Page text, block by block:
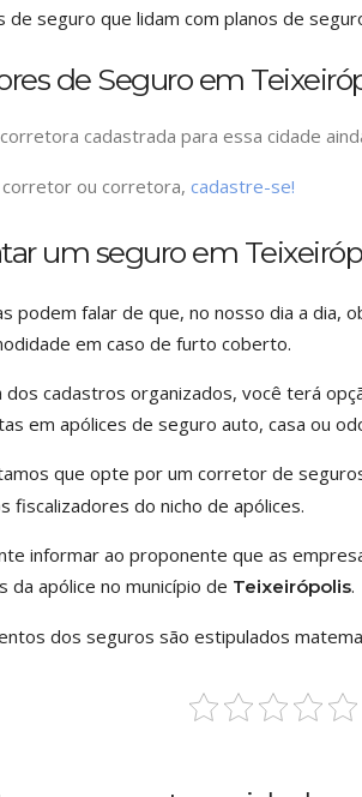
seguro que lidam com planos de
de Seguro em
cadastrada para essa cidade
corretor ou corretora, cadastre-se!
um seguro em
podem falar de que, no nosso dia a dia,
em caso de furto coberto.
dos cadastros organizados, você terá
em apólices de seguro auto, casa ou
que opte por um corretor de
fiscalizadores do nicho de apólices.
informar ao proponente que as
da apólice no município de Teixeirópolis.
dos seguros são estipulados